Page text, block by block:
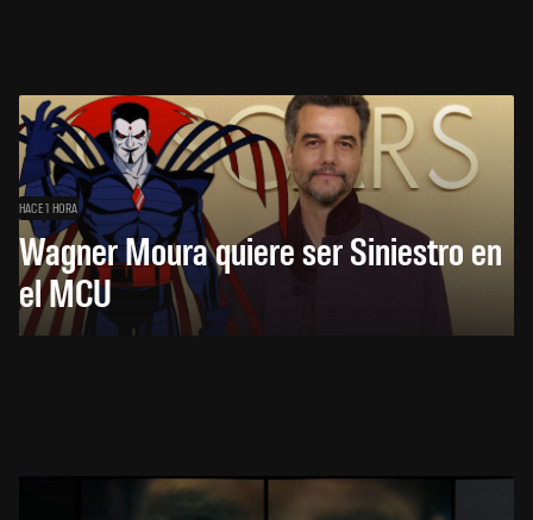
HACE 1 HORA
Wagner Moura quiere ser Siniestro en
el MCU